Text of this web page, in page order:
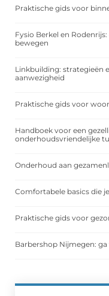
Praktische gids voor
Fysio Berkel en
bewegen
Linkbuilding: strategieën
aanwezigheid
Praktische gids voor
Handboek voor een
onderhoudsvriendelijke
Onderhoud aan
Comfortabele basics die
Praktische gids voor
Barbershop Nijmegen: